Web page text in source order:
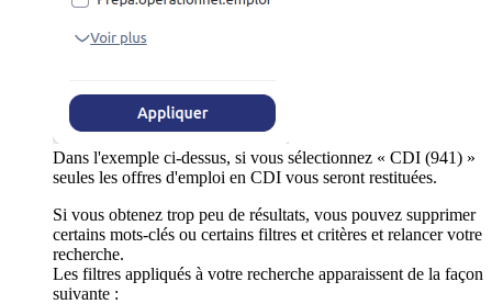
Dans l'exemple ci-dessus, si vous sélectionnez « CDI (941) »
seules les offres d'emploi en CDI vous seront restituées.
Si vous obtenez trop peu de résultats, vous pouvez supprimer
certains mots-clés ou certains filtres et critères et relancer votre
recherche.
Les filtres appliqués à votre recherche apparaissent de la façon
suivante :